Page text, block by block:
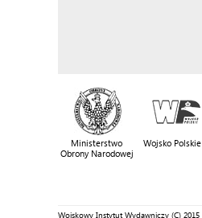
Ministerstwo
Obrony Narodowej
Wojsko Polskie
Wojskowy Instytut Wydawniczy (C) 2015